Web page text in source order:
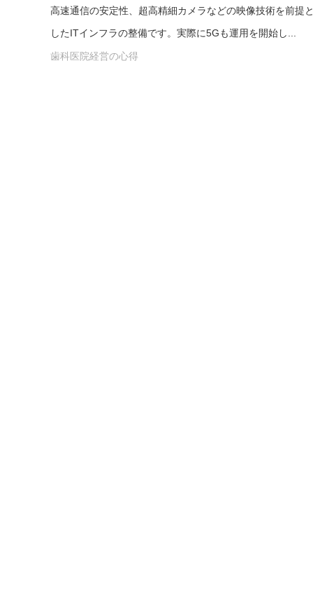
高速通信の安定性、超高精細カメラなどの映像技術を前提
したITインフラの整備です。実際に5Gも運用を開始し...
歯科医院経営の心得